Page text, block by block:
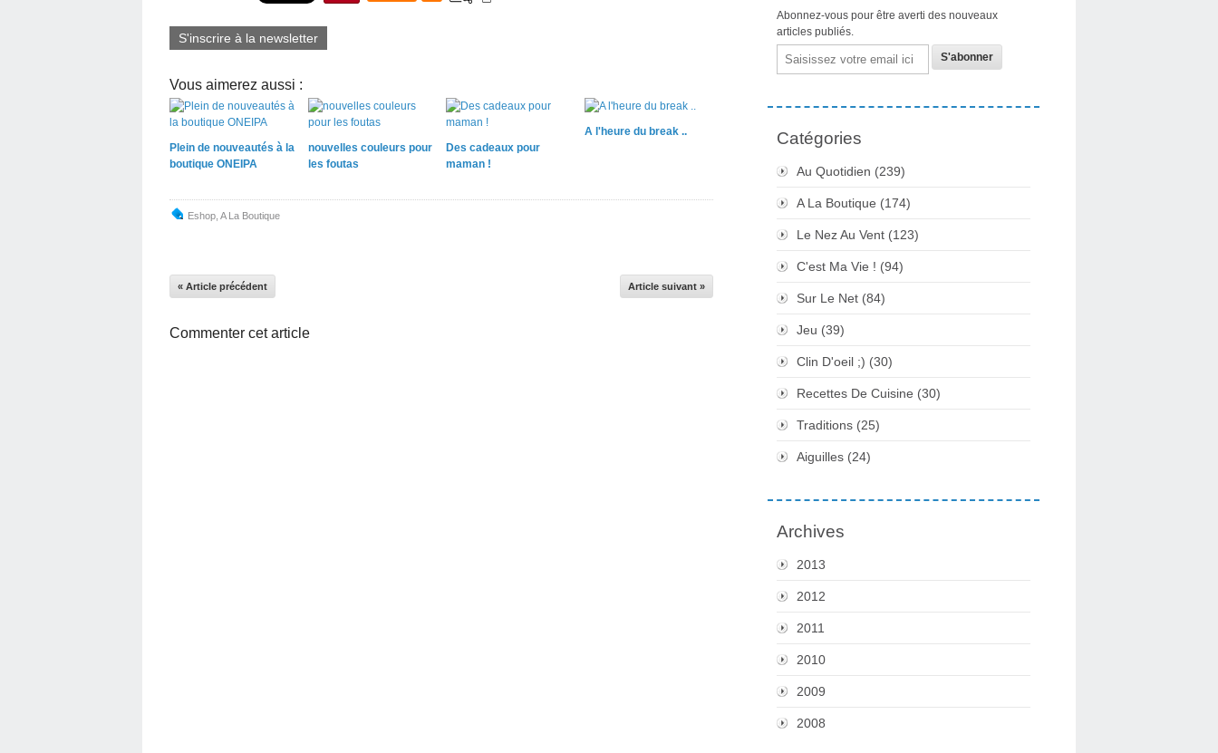
S'inscrire à la newsletter
Vous aimerez aussi :
Plein de nouveautés à la
boutique ONEIPA
nouvelles couleurs pour
les foutas
Des cadeaux pour
maman !
A l'heure du break ..
Eshop A La Boutique
« Article précédent Article suivant »
Commenter cet article
Abonnez-vous pour être averti des nouveaux
articles publiés.
Email
Catégories
Au Quotidien (239)
A La Boutique (174)
Le Nez Au Vent (123)
C'est Ma Vie ! (94)
Sur Le Net (84)
Jeu (39)
Clin D'oeil ;) (30)
Recettes De Cuisine (30)
Traditions (25)
Aiguilles (24)
Archives
2013
2012
2011
2010
2009
2008